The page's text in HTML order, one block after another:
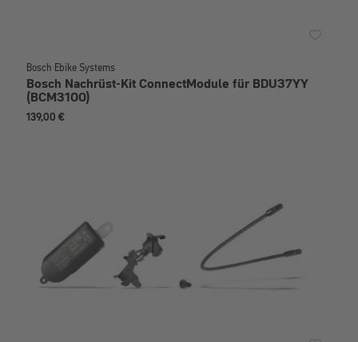
Bosch Ebike Systems
Bosch Nachrüst-Kit ConnectModule für BDU37YY
(BCM3100)
139,00 €